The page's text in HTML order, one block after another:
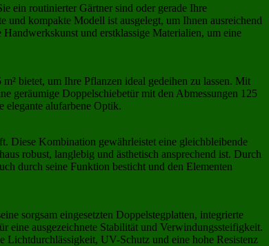
ein routinierter Gärtner sind oder gerade Ihre
kompakte Modell ist ausgelegt, um Ihnen ausreichend
und erstklassige Materialien, um eine
bietet, um Ihre Pflanzen ideal gedeihen zu lassen. Mit
geräumige Doppelschiebetür mit den Abmessungen 125
elegante alufarbene Optik.
Diese Kombination gewährleistet eine gleichbleibende
robust, langlebig und ästhetisch ansprechend ist. Durch
durch seine Funktion besticht und den Elementen
sorgsam eingesetzten Doppelstegplatten, integrierte
eine ausgezeichnete Stabilität und Verwindungssteifigkeit.
UV-Schutz und eine hohe Resistenz